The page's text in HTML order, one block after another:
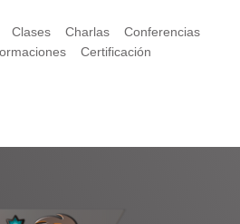
Clases Charlas
Conferencias
Certificación